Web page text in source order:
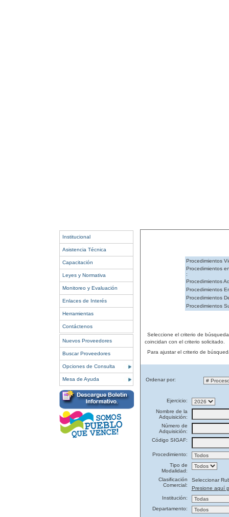
Institucional
Asistencia Técnica
Capacitación
Leyes y Normativa
Monitoreo y Evaluación
Enlaces de Interés
Herramientas
Contáctenos
Nuevos Proveedores
Buscar Proveedores
Opciones de Consulta
Mesa de Ayuda
Procedimientos
Procedimientos
:
Procedimientos
Procedimientos
Procedimientos
Procedimientos
Seleccione el criterio de
coincidan con el criterio solicitado.
Para ajustar el criterio de
Ordenar por:
Ejercicio:
Nombre de la
Adquisición:
Número de
Adquisición:
Código SIGAF:
Procedimiento:
Tipo de
Modalidad:
Clasificación
Comercial:
Seleccionar
Presione aquí
Institución:
Departamento: